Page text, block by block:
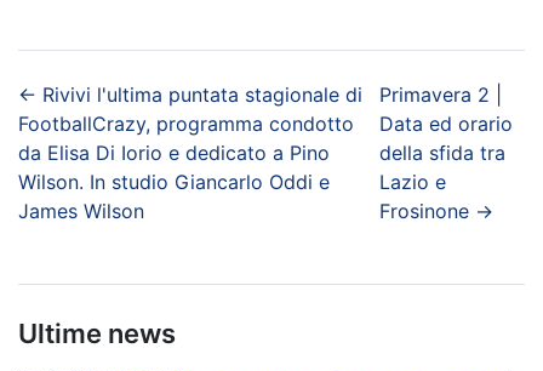
← Rivivi l'ultima puntata stagionale di
FootballCrazy, programma condotto
da Elisa Di Iorio e dedicato a Pino
Wilson. In studio Giancarlo Oddi e
James Wilson
Primavera 2 |
Data ed orario
della sfida tra
Lazio e
Frosinone→
Ultime news